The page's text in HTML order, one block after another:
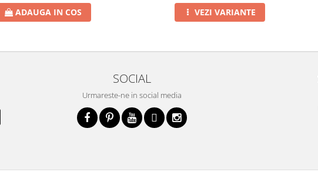
ADAUGA IN COS VEZI VARIANTE
SOCIAL
Urmareste-ne in social media